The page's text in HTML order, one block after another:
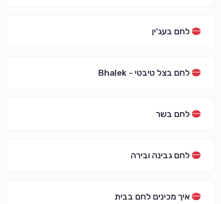
לחם בעג'ין
לחם בצל טיבטי - Bhalek
לחם בשר
לחם גבינה ובירה
איך מכינים לחם בבית